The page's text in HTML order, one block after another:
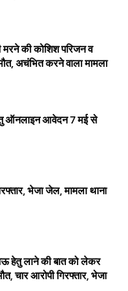
मरने की कोशिश परिजन व
अचंभित करने वाला मामला
ऑनलाइन आवेदन 7 मई से
भेजा जेल, मामला थाना
हेतु लाने की बात को लेकर
चार आरोपी गिरफ्तार, भेजा